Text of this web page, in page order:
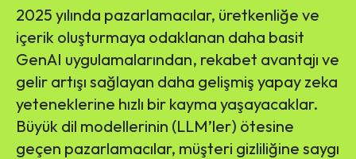
2025 yılında pazarlamacılar, üretkenliğe ve
içerik oluşturmaya odaklanan daha basit
GenAI uygulamalarından, rekabet avantajı ve
gelir artışı sağlayan daha gelişmiş yapay zeka
yeteneklerine hızlı bir kayma yaşayacaklar.
Büyük dil modellerinin (LLM’ler) ötesine
geçen pazarlamacılar, müşteri gizliliğine saygı